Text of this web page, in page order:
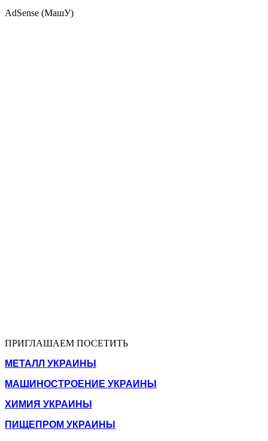
AdSense (МашУ)
ПРИГЛАШАЕМ ПОСЕТИТЬ
МЕТАЛЛ УКРАИНЫ
МАШИНОСТРОЕНИЕ УКРАИНЫ
ХИМИЯ УКРАИНЫ
ПИЩЕПРОМ УКРАИНЫ